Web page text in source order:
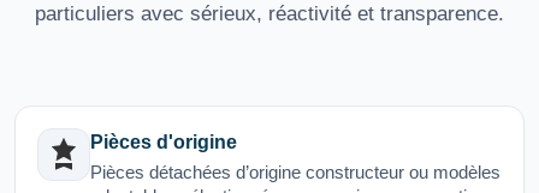
particuliers avec sérieux, réactivité et transparence.
Pièces d'origine
Pièces détachées d’origine constructeur ou modèles